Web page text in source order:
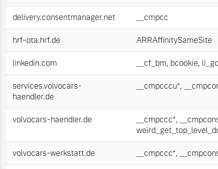
delivery.consentmanager.net __cmpcc
hrf-ota.hrf.de ARRAffinitySameSite
linkedin.com __cf_bm, bcookie,
services.volvocars-
haendler.de
__cmpcccu*,
volvocars-haendler.de __cmpccc*,
volvocars-werkstatt.de __cmpccc*,